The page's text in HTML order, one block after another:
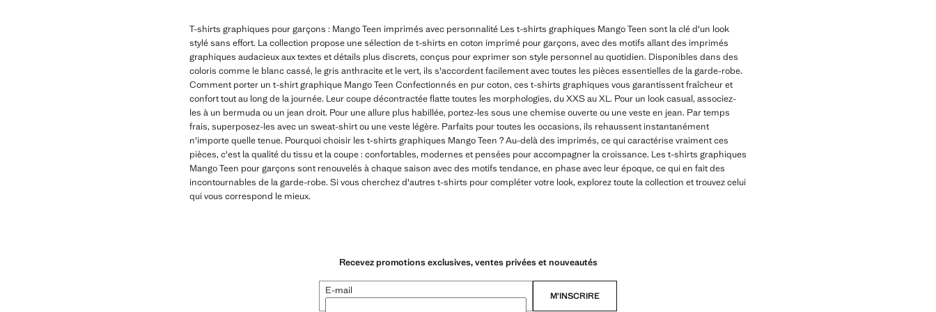
T-shirts graphiques pour garçons : Mango Teen imprimés avec personnalité Les t-shirts graphiques Mango Teen sont la clé d'un look
stylé sans effort. La collection propose une sélection de t-shirts en coton imprimé pour garçons, avec des motifs allant des imprimés
graphiques audacieux aux textes et détails plus discrets, conçus pour exprimer son style personnel au quotidien. Disponibles dans des
coloris comme le blanc cassé, le gris anthracite et le vert, ils s'accordent facilement avec toutes les pièces essentielles de la garde-robe.
Comment porter un t-shirt graphique Mango Teen Confectionnés en pur coton, ces t-shirts graphiques vous garantissent fraîcheur et
confort tout au long de la journée. Leur coupe décontractée flatte toutes les morphologies, du XXS au XL. Pour un look casual, associez-
les à un bermuda ou un jean droit. Pour une allure plus habillée, portez-les sous une chemise ouverte ou une veste en jean. Par temps
frais, superposez-les avec un sweat-shirt ou une veste légère. Parfaits pour toutes les occasions, ils rehaussent instantanément
n'importe quelle tenue. Pourquoi choisir les t-shirts graphiques Mango Teen ? Au-delà des imprimés, ce qui caractérise vraiment ces
pièces, c'est la qualité du tissu et la coupe : confortables, modernes et pensées pour accompagner la croissance. Les t-shirts graphiques
Mango Teen pour garçons sont renouvelés à chaque saison avec des motifs tendance, en phase avec leur époque, ce qui en fait des
incontournables de la garde-robe. Si vous cherchez d'autres t-shirts pour compléter votre look, explorez toute la collection et trouvez celui
qui vous correspond le mieux.
Recevez promotions exclusives, ventes privées et nouveautés
E-mail M’INSCRIRE